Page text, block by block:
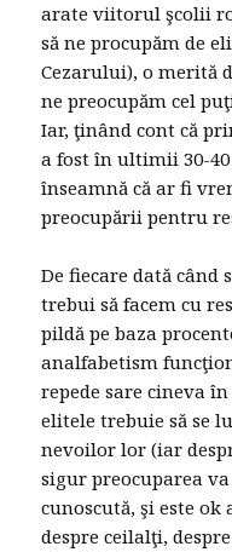
arate viitorul şcolii
să ne procupăm de
Cezarului), o merită
ne preocupăm cel
Iar, ţinând cont că
a fost în ultimii 30-
înseamnă că ar fi
preocupării pentru
De fiecare dată când
trebui să facem cu
pildă pe baza
analfabetism
repede sare cineva
elitele trebuie să se
nevoilor lor (iar
sigur preocuparea
cunoscută, şi este ok
despre ceilalţi,